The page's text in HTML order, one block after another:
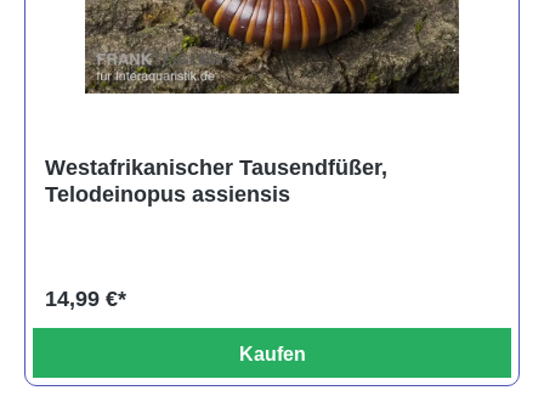
Westafrikanischer Tausendfüßer,
Telodeinopus assiensis
14,99 €*
Kaufen